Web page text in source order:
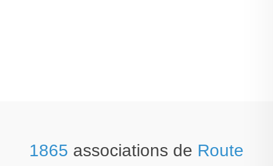
1865 associations de Route